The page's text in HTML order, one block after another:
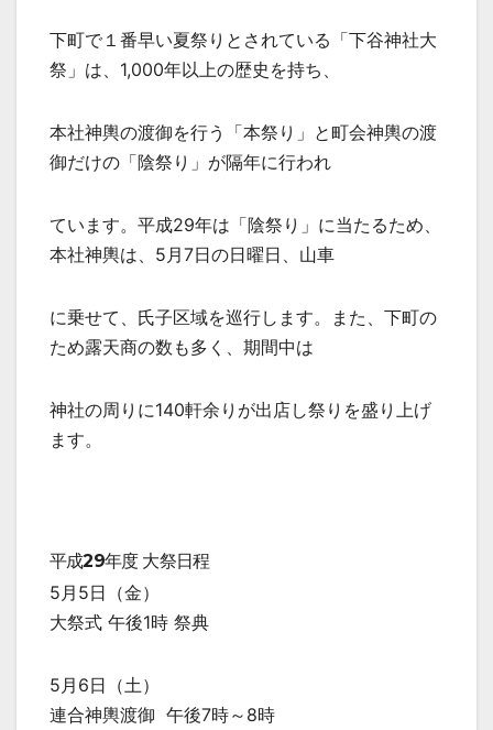
下町で１番早い夏祭りとされている「下谷神社大
祭」は、1,000年以上の歴史を持ち、
本社神輿の渡御を行う「本祭り」と町会神輿の渡
御だけの「陰祭り」が隔年に行われ
ています。平成29年は「陰祭り」に当たるため、
本社神輿は、5月7日の日曜日、山車
に乗せて、氏子区域を巡行します。また、下町の
ため露天商の数も多く、期間中は
神社の周りに140軒余りが出店し祭りを盛り上げ
ます。
平成29年度 大祭日程
5月5日（金）
大祭式 午後1時 祭典
5月6日（土）
連合神輿渡御 午後7時～8時